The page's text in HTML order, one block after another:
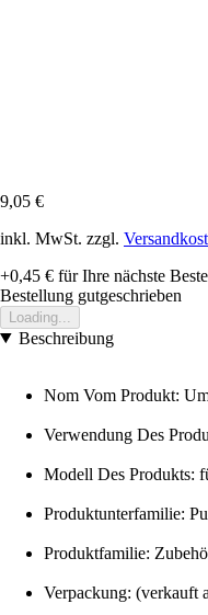
9,05 €
inkl. MwSt. zzgl.
+0,45 € für Ihre nächste
Bestellung gutgeschrieben
Loading...
Beschreibung
Nom Vom Produkt:
Verwendung Des
Modell Des Produkts:
Produktunterfamilie:
Produktfamilie:
Verpackung: (verkauft